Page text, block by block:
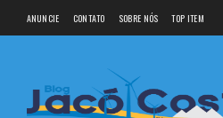
ANUNCIE CONTATO SOBRE NÓS TOP ITEM